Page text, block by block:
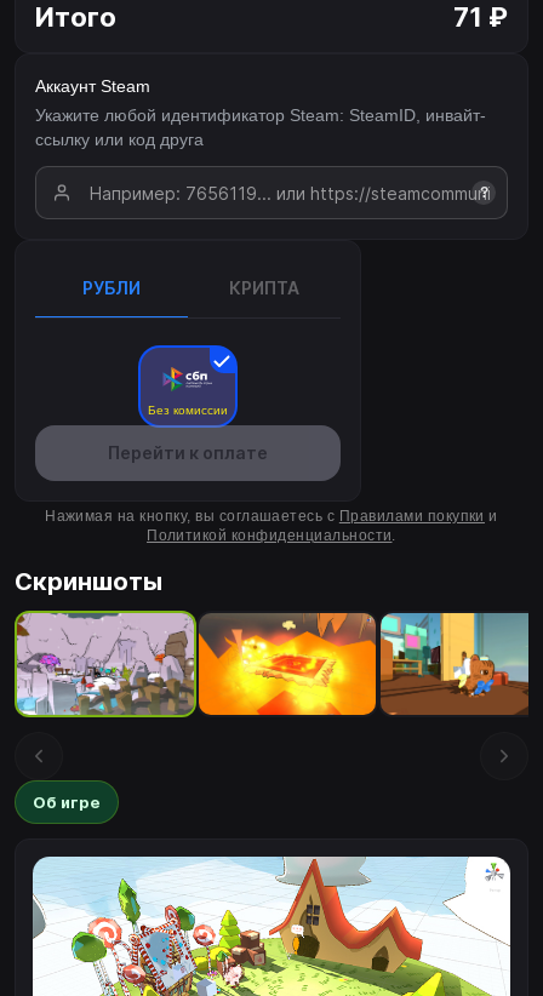
Итого 71 ₽
Аккаунт Steam
Укажите любой идентификатор Steam: SteamID, инвайт-
ссылку или код друга
?
РУБЛИ КРИПТА
Без комиссии
Перейти к оплате
Нажимая на кнопку, вы соглашаетесь с Правилами покупки и
Политикой конфиденциальности.
Скриншоты
Об игре